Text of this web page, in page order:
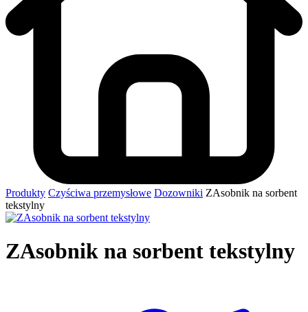
Produkty Czyściwa przemysłowe Dozowniki ZAsobnik na sorbent
tekstylny
ZAsobnik na sorbent tekstylny